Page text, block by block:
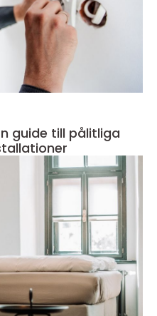
guide till pålitliga